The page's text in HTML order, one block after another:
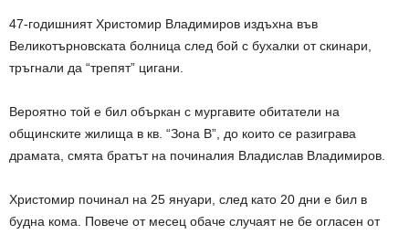
47-годишният Христомир Владимиров издъхна във
Великотърновската болница след бой с бухалки от скинари,
тръгнали да “трепят” цигани.
Вероятно той е бил объркан с мургавите обитатели на
общинските жилища в кв. “Зона В”, до които се разиграва
драмата, смята братът на починалия Владислав Владимиров.
Христомир починал на 25 януари, след като 20 дни е бил в
будна кома. Повече от месец обаче случаят не бе огласен от